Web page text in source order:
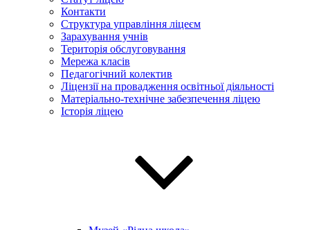
Контакти
Структура управління ліцеєм
Зарахування учнів
Територія обслуговування
Мережа класів
Педагогічний колектив
Ліцензії на провадження освітньої діяльності
Матеріально-технічне забезпечення ліцею
Історія ліцею